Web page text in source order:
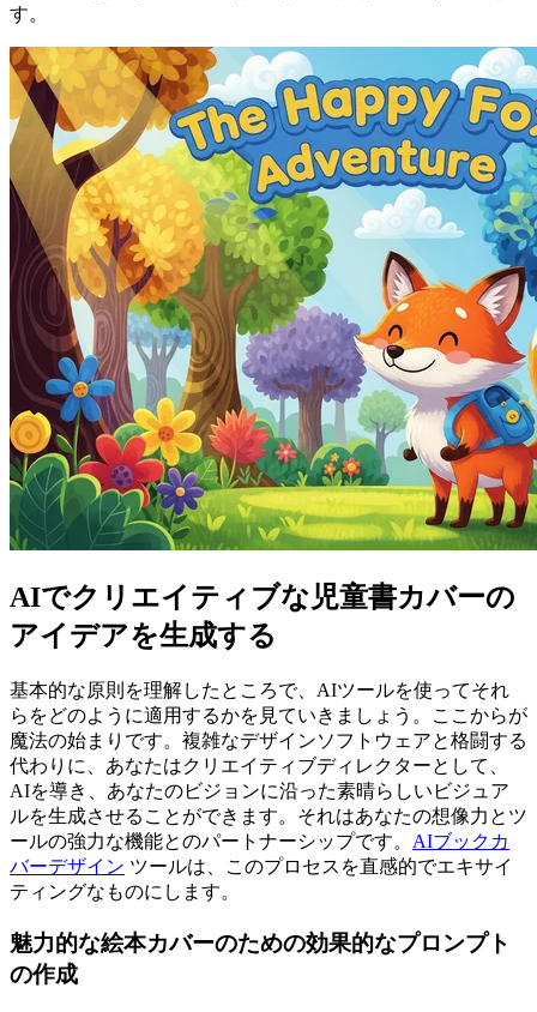
す。
AIでクリエイティブな児童書カバーの
アイデアを生成する
基本的な原則を理解したところで、AIツールを使ってそれ
らをどのように適用するかを見ていきましょう。ここからが
魔法の始まりです。複雑なデザインソフトウェアと格闘する
代わりに、あなたはクリエイティブディレクターとして、
AIを導き、あなたのビジョンに沿った素晴らしいビジュア
ルを生成させることができます。それはあなたの想像力とツ
ールの強力な機能とのパートナーシップです。 AIブックカ
バーデザイン ツールは、このプロセスを直感的でエキサイ
ティングなものにします。
魅力的な絵本カバーのための効果的なプロンプト
の作成